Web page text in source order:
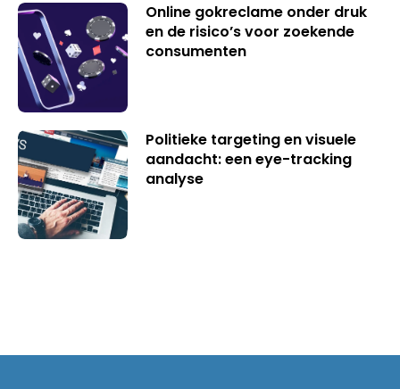
Online gokreclame onder druk
en de risico’s voor zoekende
consumenten
Politieke targeting en visuele
aandacht: een eye-tracking
analyse